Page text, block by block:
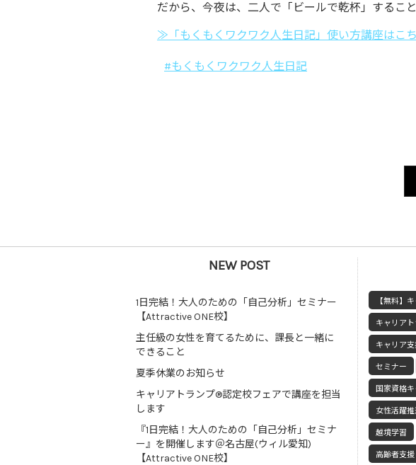
だから、今夜は、二人で「ビールで乾杯」すること
≫「もくもくワクワク人生日記」使い方講座はこ
#もくもくワクワク人生日記
NEW POST
1日完結！大人のための「自己分析」セミナー
【Attractive ONE校】
主任級の女性を育てるために、課長と一緒に
できること
夏季休業のお知らせ
キャリアトランプ®認定校フェアで講座を担当
します
『1日完結！大人のための「自己分析」セミナ
ー』を開催します＠名古屋(ウィル愛知)
【Attractive ONE校】
【無料】
キャリア
キャリア
セミナー
国家資格
女性活躍推
越境学習
高齢者支